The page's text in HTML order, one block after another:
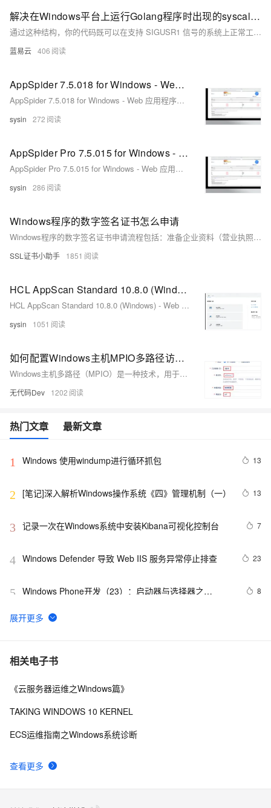
解决在Windows平台上运行Golang程序时出现的syscall.SIGUSR1未定义错误。
通过这种结构，你的代码既可以在支持 SIGUSR1 信号的系统上正常工作，又可以在不支持这些信号的 Windows 系统上编译通过，确保跨平台的兼容性和功能的完整性。
蓝易云 406
AppSpider 7.5.018 for Windows - Web 应用程序安全测试
AppSpider 7.5.018 for Windows - Web 应用程序安全测试
sysin 272
AppSpider Pro 7.5.015 for Windows - Web 应用程序安全测试
AppSpider Pro 7.5.015 for Windows - Web 应用程序安全测试
sysin 286
Windows程序的数字签名证书怎么申请
Windows程序的数字签名证书申请流程包括：准备企业资料（营业执照、税务登记证等），提交申请表及企业资料。经过初审、实名认证和二审后，等待1-5个工作日审核结果。审核通过后，CA机构颁发证书并通过邮件或邮寄方式发送。收到证书后按指南安装并使用签名工具对程序进行数字签名，确保软件完整性和可信度。注意证书有效期、管理和兼容性问题。
SSL证书小助手 1851
HCL AppScan Standard 10.8.0 (Windows) - Web 应用程序安全测试
HCL AppScan Standard 10.8.0 (Windows) - Web 应用程序安全测试
sysin 1051
如何配置Windows主机MPIO多路径访问存储系统
Windows主机多路径（MPIO）是一种技术，用于在客户端计算机上配置多个路径到存储设备，以提高数据访问的可靠性和性能。本文以Windows2012 R2版本为例介绍如何在客户端主机和存储系统配置多路径访问。
无代码Dev 1202
热门文章 最新文章
1 Windows 使用windump进行循环抓包 13
2 [笔记]深入解析Windows操作系统《四》管理机制（一） 13
3 记录一次在Windows系统中安装Kibana可视化控制台 7
4 Windows Defender 导致 Web IIS 服务异常停止排查 23
5 Windows Phone开发（23）：启动器与选择器之
8
6 音视频windows安装ffmpeg6.0并使用vs调试源码笔记
7 Windows 7 开发系列汇总
8 《101 Windows Phone 7 Apps》读书笔记-BABY
server 2008系列八]
相关电子书
查看更多
《云服务器运维之Windows篇》
TAKING WINDOWS 10 KERNEL
ECS运维指南之Windows系统诊断